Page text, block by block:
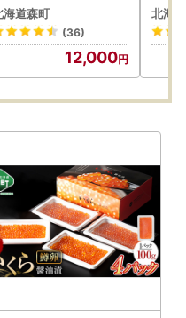
再発送はいたしません。
品がお届けできない場
めご了承ください。
年8月上旬～12月
旬まで順次お届け）
海道森町産 野菜 ジャ
ガイモ mr1-0145
海道森町
(36)
12,000
（鱒
北海